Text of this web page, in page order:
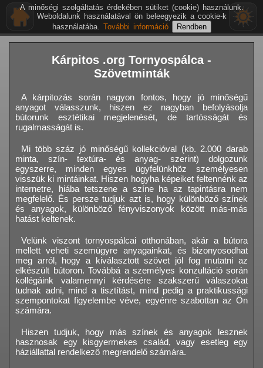
Kárpitos .org Tornyospálca -
Szövetminták
A kárpitozás során nagyon fontos, hogy jó minőségű
anyagot válasszunk, hiszen ez nagyban befolyásolja
bútorunk esztétikai megjelenését, de tartósságát és
rugalmasságát is.
Mi több száz jó minőségű kollekcióval (kb. 2.000 darab
minta, szín- textúra- és anyag- szerint) dolgozunk
egyszerre, minden egyes ügyfelünkhöz személyesen
visszük ki mintáinkat. Hiszen hogyha képeiket feltennénk az
internetre, hiába tetszene a színe ha az tapintásra nem
megfelelő. És persze tudjuk azt is, hogy különböző színek
és anyagok, különböző fényviszonyok között más-más
hatást keltenek.
Velünk viszont tornyospálcai otthonában, akár a bútora
mellett veheti szemügyre anyagainkat, és bizonyosodhat
meg arról, hogy a kiválasztott szövet jól fog mutatni az
elkészült bútoron. Továbbá a személyes konzultáció során
kollégáink valamennyi kérdésére szakszerű válaszokat
tudnak adni, mind a tisztítást, mind pedig a praktikussági
szempontokat figyelembe véve, egyénre szabottan az Ön
számára.
Hiszen tudjuk, hogy más színek és anyagok lesznek
hasznosak egy kisgyermekes család, vagy esetleg egy
háziállattal rendelkező megrendelő számára.
A minőségi szolgáltatás érdekében sütiket (cookie) használunk.
Weboldalunk használatával ön beleegyezik a cookie-k
használatába. További információ